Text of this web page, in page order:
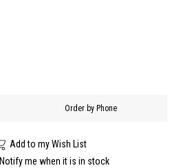
Order by Phone
Add to my Wish List
Notify me when it is in stock